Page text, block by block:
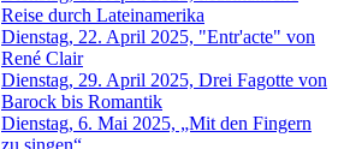
Reise durch Lateinamerika
Dienstag, 22. April 2025, "Entr'acte" von
René Clair
Dienstag, 29. April 2025, Drei Fagotte von
Barock bis Romantik
Dienstag, 6. Mai 2025, „Mit den Fingern
zu singen“